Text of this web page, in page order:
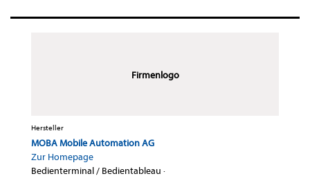
Firmenlogo
Hersteller
MOBA Mobile Automation AG
Zur Homepage
Bedienterminal / Bedientableau ·